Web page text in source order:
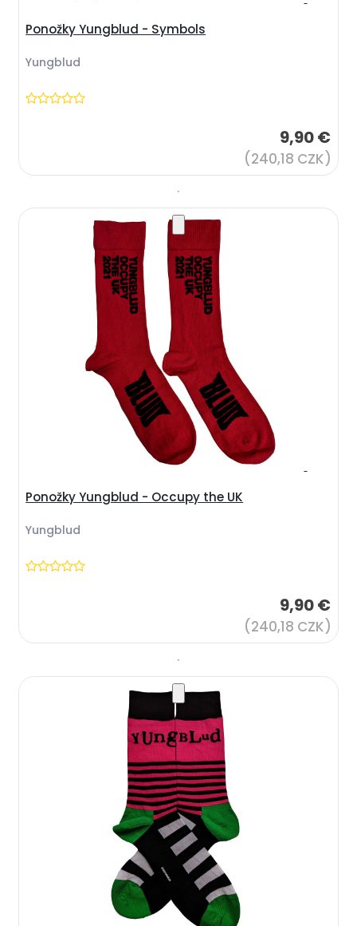
Ponožky Yungblud - Symbols
Yungblud
9,90 €
(240,18 CZK)
Ponožky Yungblud - Occupy the UK
Yungblud
9,90 €
(240,18 CZK)